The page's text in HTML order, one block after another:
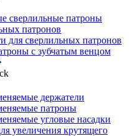
сверлильные патроны
патронов
для сверлильных патронов
с зубчатым венцом
держатели
патроны
угловые насадки
увеличения крутящего